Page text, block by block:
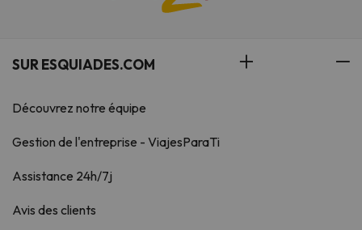
SUR ESQUIADES.COM
Découvrez notre équipe
Gestion de l'entreprise - ViajesParaTi
Assistance 24h/7j
Avis des clients